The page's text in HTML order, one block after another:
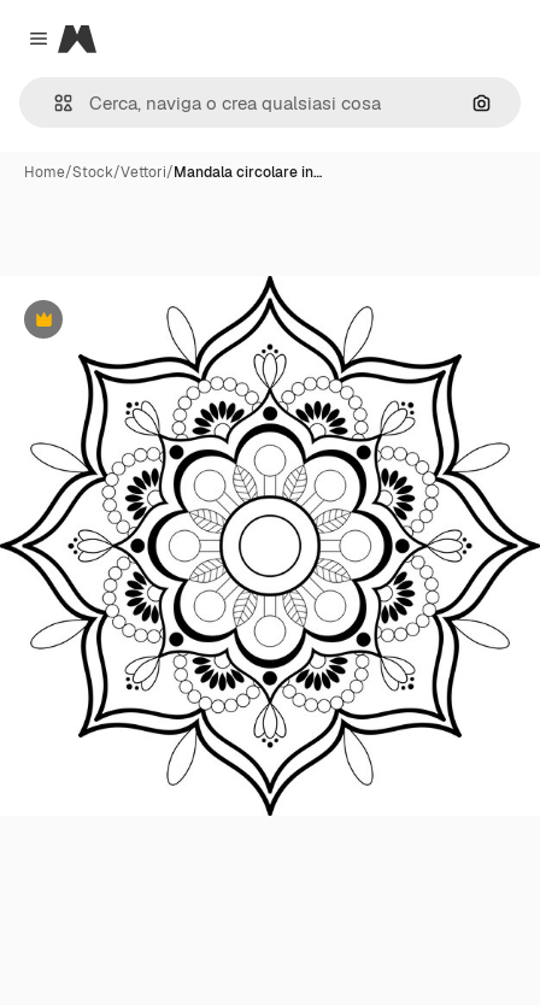
Close menu
Magnific
Cerca
Home/Stock/Vettori/Mandala circolare in…
Premium